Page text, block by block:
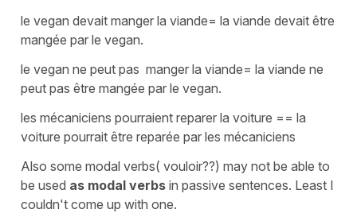
le vegan devait manger la viande= la viande devait être
mangée par le vegan.
le vegan ne peut pas manger la viande= la viande ne
peut pas être mangée par le vegan.
les mécaniciens pourraient reparer la voiture == la
voiture pourrait être reparée par les mécaniciens
Also some modal verbs( vouloir??) may not be able to
be used as modal verbs in passive sentences. Least I
couldn't come up with one.